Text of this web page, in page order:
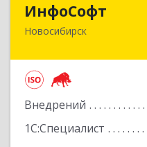
ИнфоСофт
Новосибирск
Внедрений
1С:Специалист
630091,